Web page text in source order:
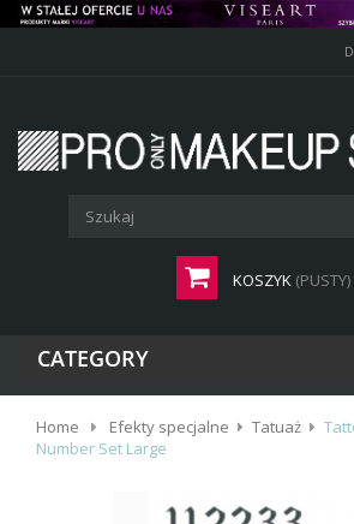
KOSZYK (PUSTY)
CATEGORY
Home Efekty specjalne Tatuaż
Number Set Large